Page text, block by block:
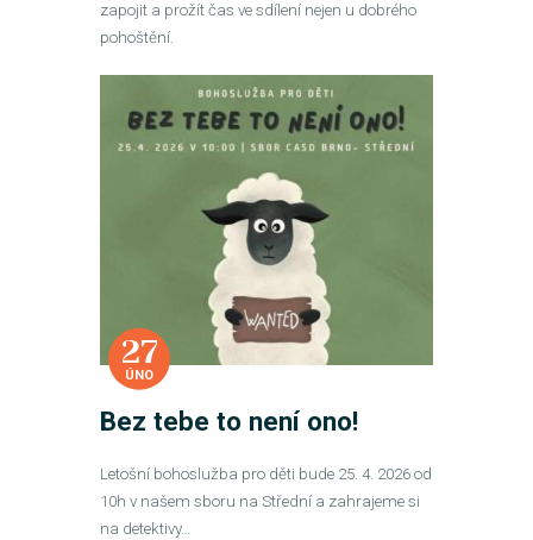
zapojit a prožít čas ve sdílení nejen u dobrého
pohoštění.
27
ÚNO
Bez tebe to není ono!
Letošní bohoslužba pro děti bude 25. 4. 2026 od
10h v našem sboru na Střední a zahrajeme si
na detektivy…